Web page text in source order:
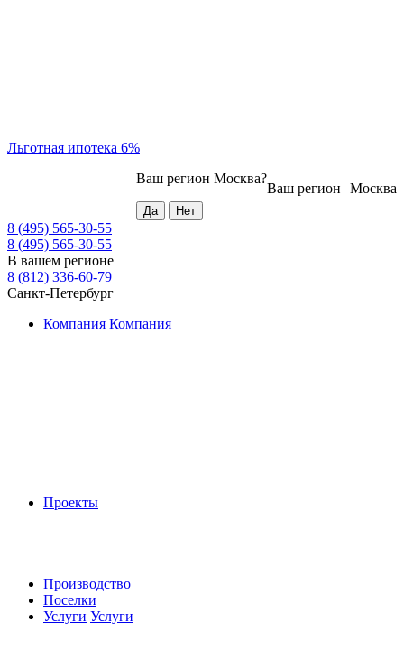
Льготная ипотека 6%
Москва
Ваш регион
Ваш регион Москва?
8 (495) 565-30-55
8 (495) 565-30-55
В вашем регионе
8 (812) 336-60-79
Санкт-Петербург
Компания Компания
Проекты
Производство
Поселки
Услуги Услуги